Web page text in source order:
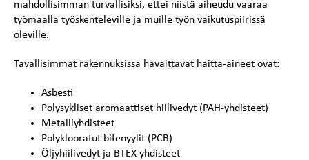
mahdollisimman turvallisiksi, ettei niistä aiheudu vaaraa
työmaalla työskenteleville ja muille työn vaikutuspiirissä
oleville.
Tavallisimmat rakennuksissa havaittavat haitta-aineet ovat:
Asbesti
Polysykliset aromaattiset hiilivedyt (PAH-yhdisteet)
Metalliyhdisteet
Polyklooratut bifenyylit (PCB)
Öljyhiilivedyt ja BTEX-yhdisteet